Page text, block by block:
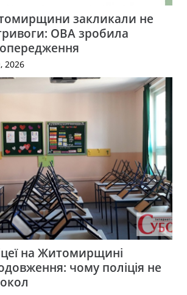
закликали не
ОВА зробила
2026
на Житомирщині
чому поліція не